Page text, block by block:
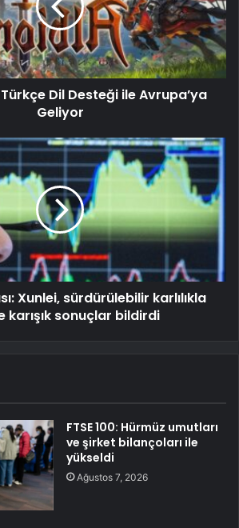
Dil Desteği ile Avrupa’ya
Geliyor
Xunlei, sürdürülebilir karlılıkla
karışık sonuçlar bildirdi
FTSE 100: Hürmüz umutları
ve şirket bilançoları ile
yükseldi
Ağustos 7, 2026